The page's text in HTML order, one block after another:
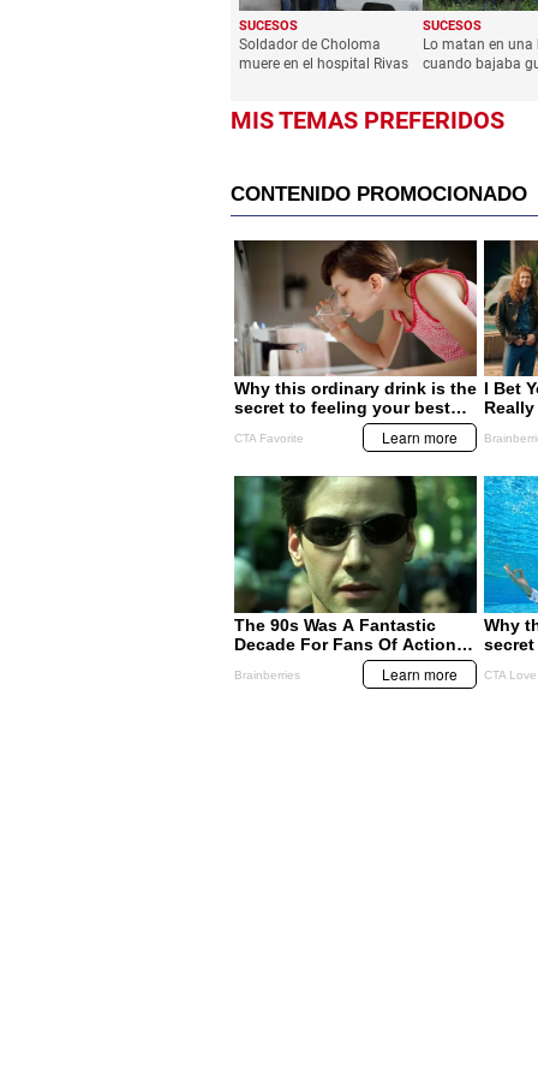
SUCESOS
Soldador de Choloma
muere en el hospital Rivas
SUCESOS
Lo matan en una
cuando bajaba
MIS TEMAS PREFERIDOS